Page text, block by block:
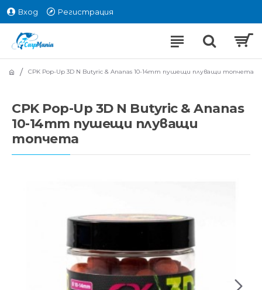
Вход Регистрация
CPK Pop-Up 3D N Butyric & Ananas 10-14mm пушещи плуващи топчета
CPK Pop-Up 3D N Butyric & Ananas
10-14mm пушещи плуващи
топчета